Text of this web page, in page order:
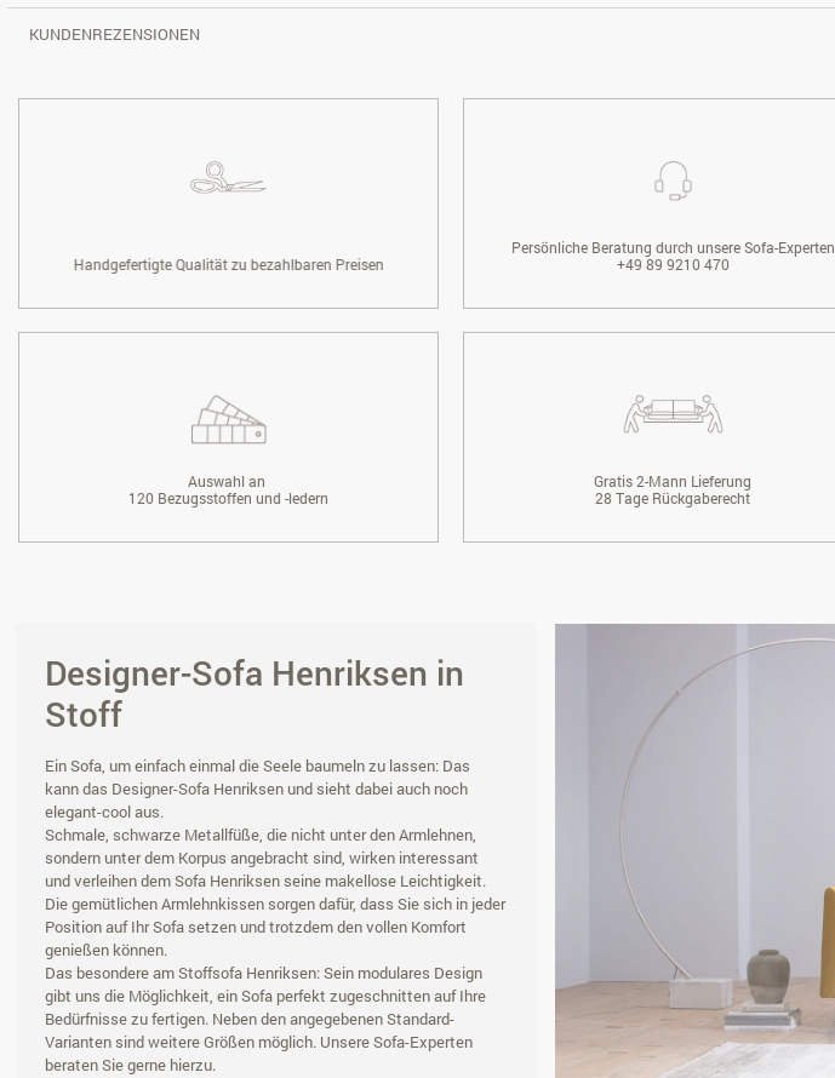
KUNDENREZENSIONEN
Handgefertigte Qualität zu bezahlbaren Preisen
Persönliche Beratung durch unsere Sofa-Experten
+49 89 9210 470
Auswahl an
120 Bezugsstoffen und -ledern
Gratis 2-Mann Lieferung
28 Tage Rückgaberecht
Designer-Sofa Henriksen in
Stoff
Ein Sofa, um einfach einmal die Seele baumeln zu lassen: Das
kann das Designer-Sofa Henriksen und sieht dabei auch noch
elegant-cool aus.
Schmale, schwarze Metallfüße, die nicht unter den Armlehnen,
sondern unter dem Korpus angebracht sind, wirken interessant
und verleihen dem Sofa Henriksen seine makellose Leichtigkeit.
Die gemütlichen Armlehnkissen sorgen dafür, dass Sie sich in jeder
Position auf Ihr Sofa setzen und trotzdem den vollen Komfort
genießen können.
Das besondere am Stoffsofa Henriksen: Sein modulares Design
gibt uns die Möglichkeit, ein Sofa perfekt zugeschnitten auf Ihre
Bedürfnisse zu fertigen. Neben den angegebenen Standard-
Varianten sind weitere Größen möglich. Unsere Sofa-Experten
beraten Sie gerne hierzu.